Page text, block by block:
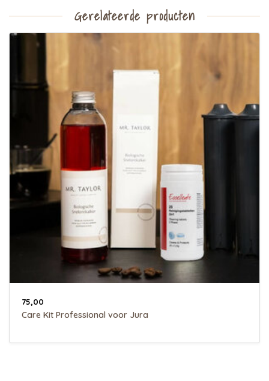
Gerelateerde producten
75,00
Care Kit Professional voor Jura